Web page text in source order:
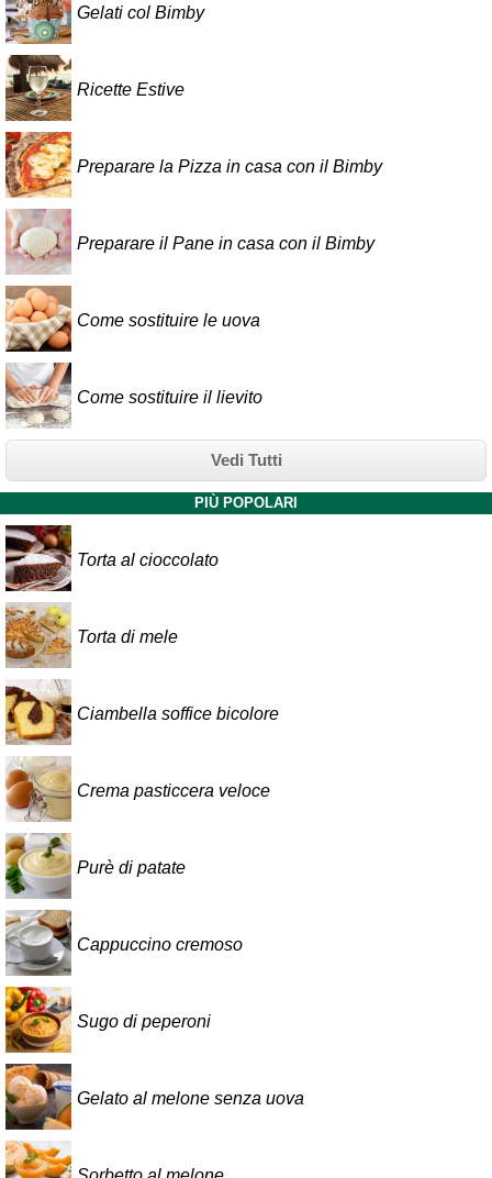
Gelati col Bimby
Ricette Estive
Preparare la Pizza in casa con il Bimby
Preparare il Pane in casa con il Bimby
Come sostituire le uova
Come sostituire il lievito
Vedi Tutti
PIÙ POPOLARI
Torta al cioccolato
Torta di mele
Ciambella soffice bicolore
Crema pasticcera veloce
Purè di patate
Cappuccino cremoso
Sugo di peperoni
Gelato al melone senza uova